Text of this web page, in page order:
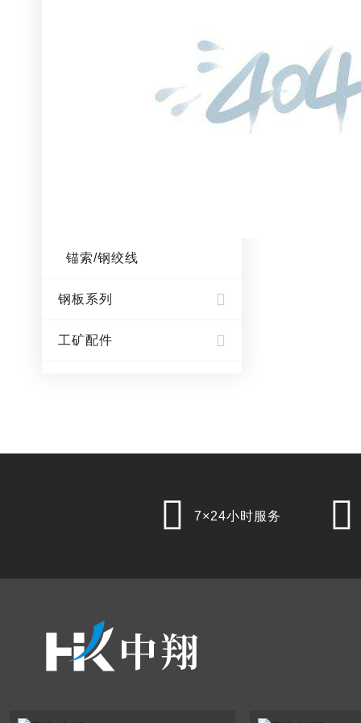
锚索/钢绞线
钢板系列
工矿配件
 7×24小时服务 